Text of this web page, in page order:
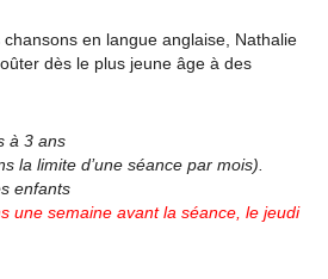
en langue anglaise, Nathalie
dès le plus jeune âge à des
à 3 ans
la limite d’une séance par mois).
enfants
une semaine avant la séance, le jeudi